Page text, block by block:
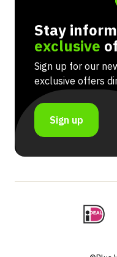
Stay
exclusive
Sign up for our
exclusive offers
Sign up